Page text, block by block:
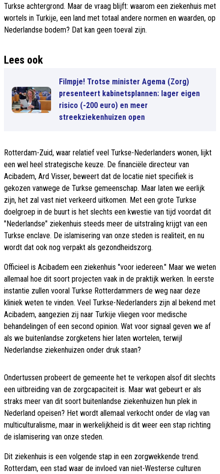
Turkse achtergrond. Maar de vraag blijft: waarom een ziekenhuis met
wortels in Turkije, een land met totaal andere normen en waarden, op
Nederlandse bodem? Dat kan geen toeval zijn.
Lees ook
Filmpje! Trotse minister Agema (Zorg)
presenteert kabinetsplannen: lager eigen
risico (-200 euro) en meer
streekziekenhuizen open
Rotterdam-Zuid, waar relatief veel Turkse-Nederlanders wonen, lijkt
een wel heel strategische keuze. De financiële directeur van
Acibadem, Ard Visser, beweert dat de locatie niet specifiek is
gekozen vanwege de Turkse gemeenschap. Maar laten we eerlijk
zijn, het zal vast niet verkeerd uitkomen. Met een grote Turkse
doelgroep in de buurt is het slechts een kwestie van tijd voordat dit
"Nederlandse" ziekenhuis steeds meer de uitstraling krijgt van een
Turkse enclave. De islamisering van onze steden is realiteit, en nu
wordt dat ook nog verpakt als gezondheidszorg​.
Officieel is Acibadem een ziekenhuis "voor iedereen." Maar we weten
allemaal hoe dit soort projecten vaak in de praktijk werken. In eerste
instantie zullen vooral Turkse Rotterdammers de weg naar deze
kliniek weten te vinden. Veel Turkse-Nederlanders zijn al bekend met
Acibadem, aangezien zij naar Turkije vliegen voor medische
behandelingen of een second opinion. Wat voor signaal geven we af
als we buitenlandse zorgketens hier laten wortelen, terwijl
Nederlandse ziekenhuizen onder druk staan?
Ondertussen probeert de gemeente het te verkopen alsof dit slechts
een uitbreiding van de zorgcapaciteit is. Maar wat gebeurt er als
straks meer van dit soort buitenlandse ziekenhuizen hun plek in
Nederland opeisen? Het wordt allemaal verkocht onder de vlag van
multiculturalisme, maar in werkelijkheid is dit weer een stap richting
de islamisering van onze steden​.
Dit ziekenhuis is een volgende stap in een zorgwekkende trend.
Rotterdam, een stad waar de invloed van niet-Westerse culturen